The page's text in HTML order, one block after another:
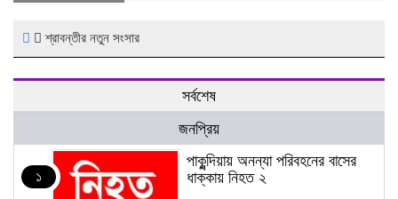
শ্রাবন্তীর নতুন সংসার
সর্বশেষ
জনপ্রিয়
১
পাকুন্দিয়ায় অনন্যা পরিবহনের বাসের
ধাক্কায় নিহত ২